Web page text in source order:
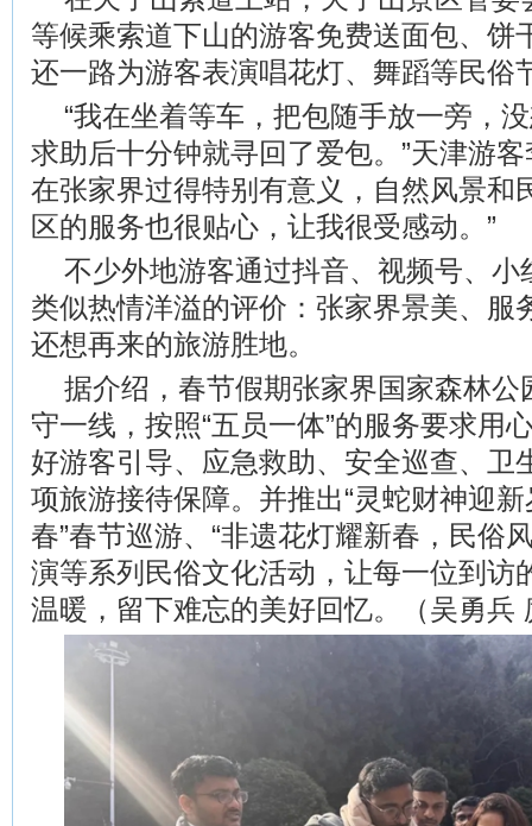
等候乘索道下山的游客免费送面包、饼
还一路为游客表演唱花灯、舞蹈等民
“我在坐着等车，把包随手放一旁，
求助后十分钟就寻回了爱包。”天津游
在张家界过得特别有意义，自然风景和
区的服务也很贴心，让我很受感动。”
不少外地游客通过抖音、视频号、小
类似热情洋溢的评价：张家界景美、服
还想再来的旅游胜地。
据介绍，春节假期张家界国家森林公
守一线，按照“五员一体”的服务要求用
好游客引导、应急救助、安全巡查、卫
项旅游接待保障。并推出“灵蛇财神迎
春”春节巡游、“非遗花灯耀新春，民俗
演等系列民俗文化活动，让每一位到访
温暖，留下难忘的美好回忆。（吴勇兵